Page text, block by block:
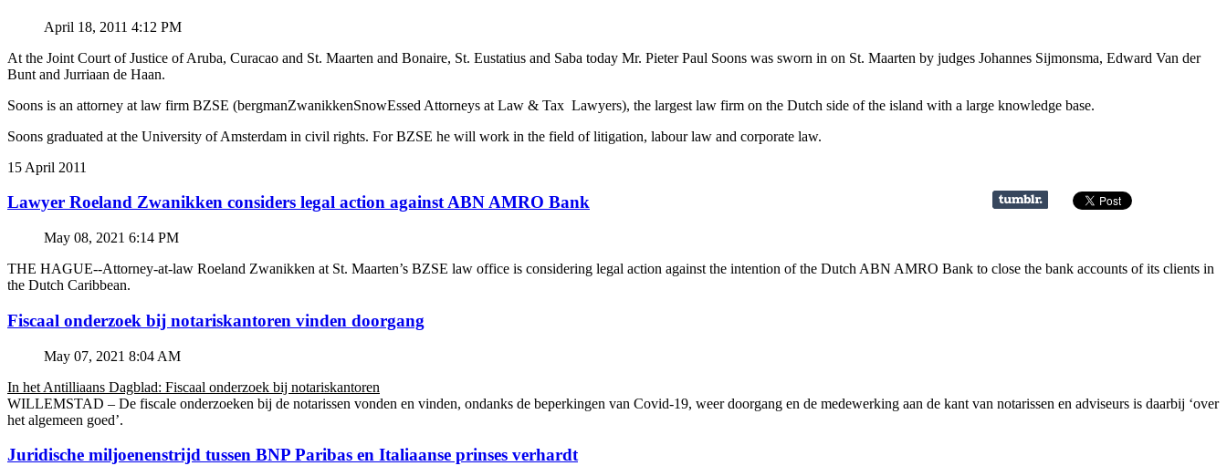
April 18, 2011 4:12 PM
At the Joint Court of Justice of Aruba, Curacao and St. Maarten and Bonaire, St. Eustatius and Saba today Mr. Pieter Paul Soons was sworn in on St. Maarten by judges Johannes Sijmonsma, Edward Van der
Bunt and Jurriaan de Haan.
Soons is an attorney at law firm BZSE (bergmanZwanikkenSnowEssed Attorneys at Law & Tax Lawyers), the largest law firm on the Dutch side of the island with a large knowledge base.
Soons graduated at the University of Amsterdam in civil rights. For BZSE he will work in the field of litigation, labour law and corporate law.
15 April 2011
Lawyer Roeland Zwanikken considers legal action against ABN AMRO Bank
May 08, 2021 6:14 PM
THE HAGUE--Attorney-at-law Roeland Zwanikken at St. Maarten’s BZSE law office is considering legal action against the intention of the Dutch ABN AMRO Bank to close the bank accounts of its clients in
the Dutch Caribbean.
Fiscaal onderzoek bij notariskantoren vinden doorgang
May 07, 2021 8:04 AM
In het Antilliaans Dagblad: Fiscaal onderzoek bij notariskantoren
WILLEMSTAD – De fiscale onderzoeken bij de notarissen vonden en vinden, ondanks de beperkingen van Covid-19, weer doorgang en de medewerking aan de kant van notarissen en adviseurs is daarbij ‘over
het algemeen goed’.
Juridische miljoenenstrijd tussen BNP Paribas en Italiaanse prinses verhardt